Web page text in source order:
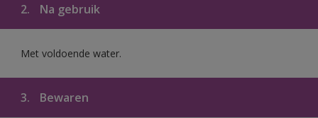
2. Na gebruik
Met voldoende water.
3. Bewaren